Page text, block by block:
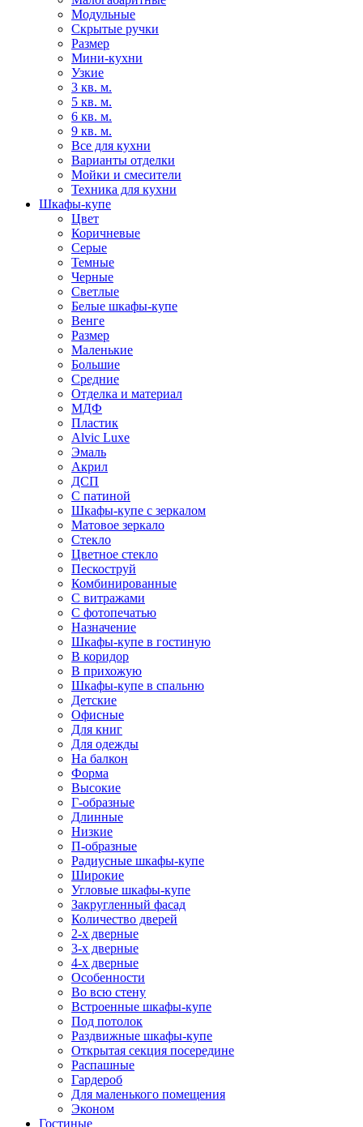
Модульные
Скрытые ручки
Размер
Мини-кухни
Узкие
3 кв. м.
5 кв. м.
6 кв. м.
9 кв. м.
Все для кухни
Варианты отделки
Мойки и смесители
Техника для кухни
Шкафы-купе
Цвет
Коричневые
Серые
Темные
Черные
Светлые
Белые шкафы-купе
Венге
Размер
Маленькие
Большие
Средние
Отделка и материал
МДФ
Пластик
Alvic Luxe
Эмаль
Акрил
ДСП
С патиной
Шкафы-купе с зеркалом
Матовое зеркало
Стекло
Цветное стекло
Пескоструй
Комбинированные
С витражами
С фотопечатью
Назначение
Шкафы-купе в гостиную
В коридор
В прихожую
Шкафы-купе в спальню
Детские
Офисные
Для книг
Для одежды
На балкон
Форма
Высокие
Г-образные
Длинные
Низкие
П-образные
Радиусные шкафы-купе
Широкие
Угловые шкафы-купе
Закругленный фасад
Количество дверей
2-х дверные
3-х дверные
4-х дверные
Особенности
Во всю стену
Встроенные шкафы-купе
Под потолок
Раздвижные шкафы-купе
Открытая секция посередине
Распашные
Гардероб
Для маленького помещения
Эконом
Гостиные